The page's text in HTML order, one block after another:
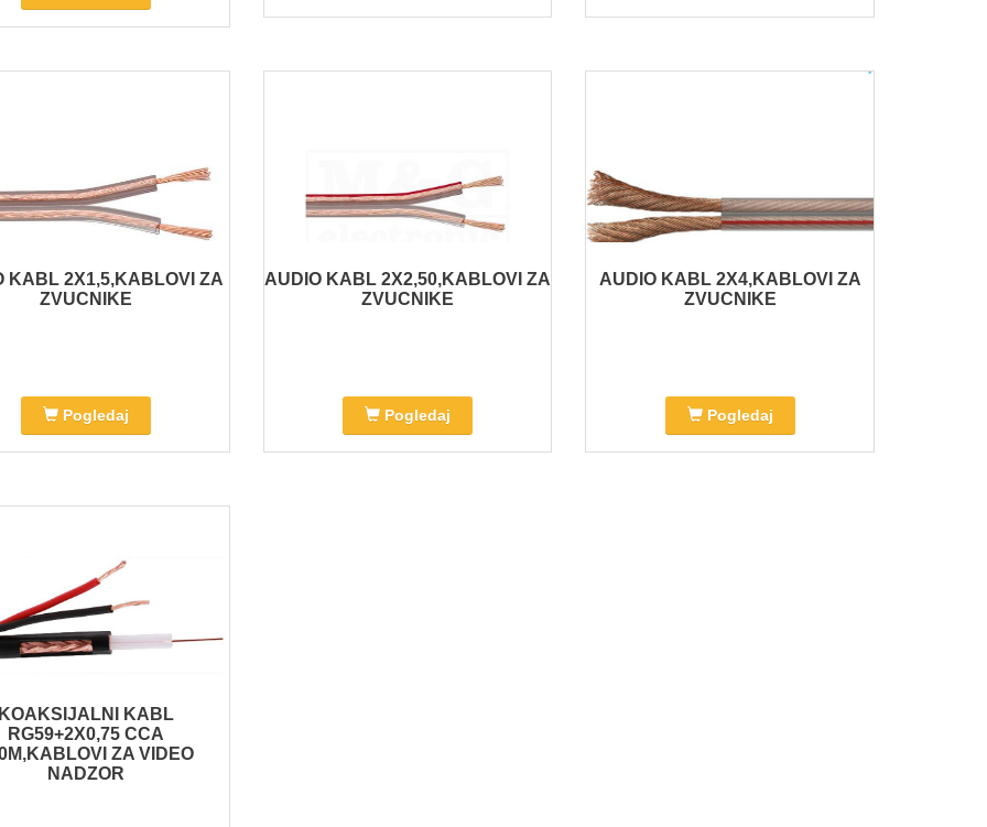
KABL 2X1,5,KABLOVI ZA
ZVUCNIKE
Pogledaj
AUDIO KABL 2X2,50,KABLOVI ZA
ZVUCNIKE
Pogledaj
AUDIO KABL 2X4,KABLOVI ZA
ZVUCNIKE
Pogledaj
KABL
RG59+2X0,75 CCA
ZA VIDEO
NADZOR